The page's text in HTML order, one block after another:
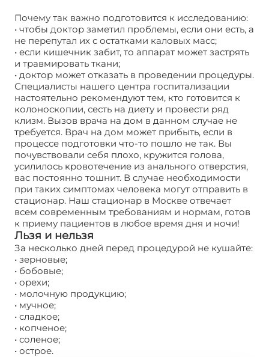
Почему так важно подготовится к исследованию:
• чтобы доктор заметил проблемы, если они есть, а
не перепутал их с остатками каловых масс;
• если кишечник забит, то аппарат может застрять
и травмировать ткани;
• доктор может отказать в проведении процедуры.
Специалисты нашего центра госпитализации
настоятельно рекомендуют тем, кто готовится к
колоноскопии, сесть на диету и провести ряд
клизм. Вызов врача на дом в данном случае не
требуется. Врач на дом может прибыть, если в
процессе подготовки что-то пошло не так. Вы
почувствовали себя плохо, кружится голова,
усилилось кровотечение из анального отверстия,
вас постоянно тошнит. В случае необходимости
при таких симптомах человека могут отправить в
стационар. Наш стационар в Москве отвечает
всем современным требованиям и нормам, готов
к приему пациентов в любое время дня и ночи!
Льзя и нельзя
За несколько дней перед процедурой не кушайте:
• зерновые;
• бобовые;
• орехи;
• молочную продукцию;
• мучное;
• сладкое;
• копченое;
• соленое;
• острое.